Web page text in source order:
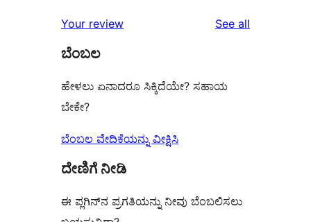
reviews
star
reviews
Your review See all
ಬೆಂಬಲ
ಹೇಳಲು ಏನಾದರೂ ಸಿಕ್ಕಿದೆಯೇ? ಸಹಾಯ
ಬೇಕೇ?
ಬೆಂಬಲ ವೇದಿಕೆಯನ್ನು ವೀಕ್ಷಿಸಿ
ದೇಣಿಗೆ ನೀಡಿ
ಈ ಪ್ಲಗಿನ್‌ನ ಪ್ರಗತಿಯನ್ನು ನೀವು ಬೆಂಬಲಿಸಲು